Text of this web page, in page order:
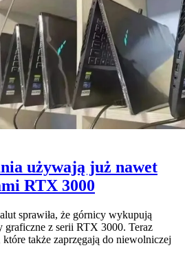
używają już nawet
RTX 3000
sprawiła, że górnicy wykupują
graficzne z serii RTX 3000. Teraz
także zaprzęgają do niewolniczej